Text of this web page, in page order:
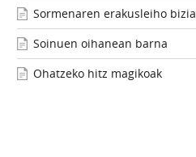
Sormenaren erakusleiho bizia
Soinuen oihanean barna
Ohatzeko hitz magikoak